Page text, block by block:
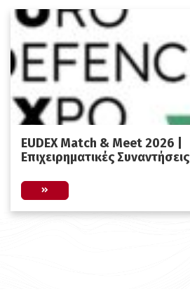
EUDEX Match & Meet 2026 |
Επιχειρηματικές Συναντήσεις